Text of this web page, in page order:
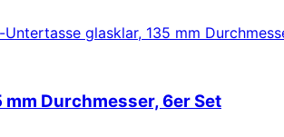
Durchmesser, 6er Set